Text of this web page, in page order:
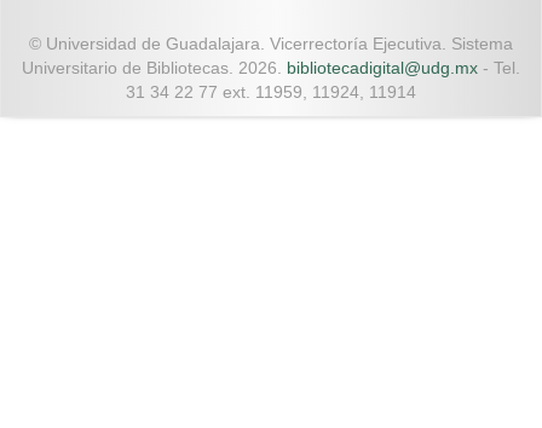
© Universidad de Guadalajara. Vicerrectoría Ejecutiva. Sistema
Universitario de Bibliotecas. 2026. bibliotecadigital@udg.mx - Tel.
31 34 22 77 ext. 11959, 11924, 11914